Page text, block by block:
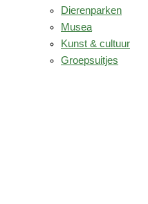
Dierenparken
Musea
Kunst & cultuur
Groepsuitjes